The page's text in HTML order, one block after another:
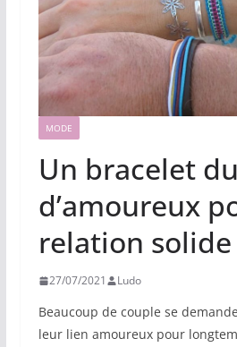
MODE
Un bracelet
d’amoureux
relation solide
27/07/2021 Ludo
Beaucoup de couple se
leur lien amoureux pour